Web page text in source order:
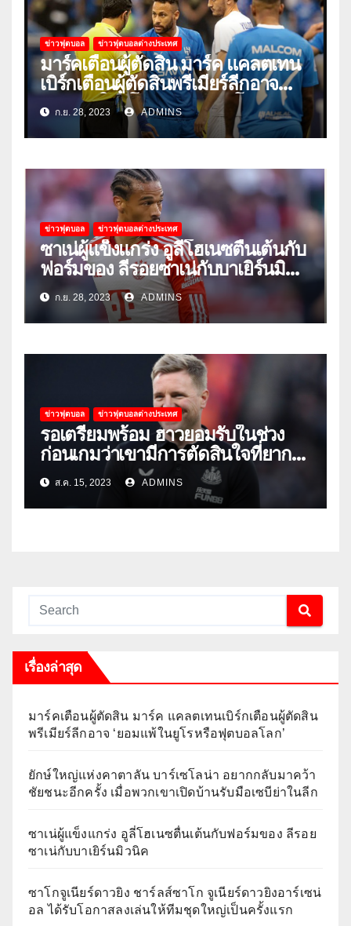
ข่าวฟุตบอล ข่าวฟุตบอลต่างประเทศ
มาร์คเตือนผู้ตัดสิน มาร์ค แคลตเทน
เบิร์กเตือนผู้ตัดสินพรีเมียร์ลีกอาจ
‘ยอมแพ้ในยูโรหรือฟุตบอลโลก’
ก.ย. 28, 2023 ADMINS
ข่าวฟุตบอล ข่าวฟุตบอลต่างประเทศ
ซาเน่ผู้แข็งแกร่ง อูลี่โฮเนซตื่นเต้นกับ
ฟอร์มของ ลีรอยซาเน่กับบาเยิร์นมิ
วนิคก.ย. 28, 2023 ADMINS
ข่าวฟุตบอล ข่าวฟุตบอลต่างประเทศ
รอเตรียมพร้อม ฮาวยอมรับในช่วง
ก่อนเกมว่าเขามีการตัดสินใจที่ยาก
ลำบาก
ส.ค. 15, 2023 ADMINS
เรื่องล่าสุด
มาร์คเตือนผู้ตัดสิน มาร์ค แคลตเทนเบิร์กเตือนผู้ตัดสิน
พรีเมียร์ลีกอาจ ‘ยอมแพ้ในยูโรหรือฟุตบอลโลก’
ยักษ์ใหญ่แห่งคาตาลัน บาร์เซโลน่า อยากกลับมาคว้า
ชัยชนะอีกครั้ง เมื่อพวกเขาเปิดบ้านรับมือเซบีย่าในลีก
ซาเน่ผู้แข็งแกร่ง อูลี่โฮเนซตื่นเต้นกับฟอร์มของ ลีรอย
ซาเน่กับบาเยิร์นมิวนิค
ซาโกจูเนียร์ดาวยิง ชาร์ลส์ซาโก จูเนียร์ดาวยิงอาร์เซน่
อล ได้รับโอกาสลงเล่นให้ทีมชุดใหญ่เป็นครั้งแรก